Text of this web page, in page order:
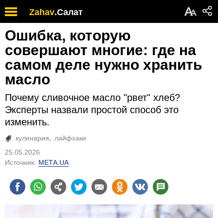
Zahav.Салат АА
Ошибка, которую
совершают многие: где на
самом деле нужно хранить
масло
Почему сливочное масло "рвет" хлеб?
Эксперты назвали простой способ это
изменить.
кулинария
лайфхаки
25.05.2026
Источник: МЕТА.UA